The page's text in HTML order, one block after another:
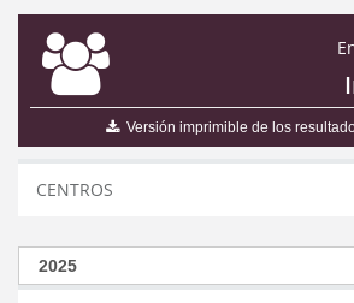
Versión imprimible de los
CENTROS